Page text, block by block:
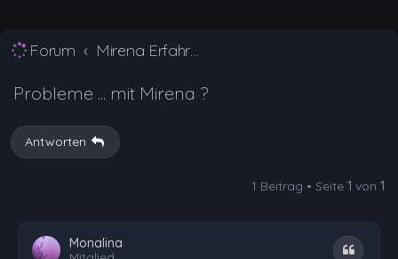
Forum Mirena Erfahrungsberichte und Nebenwirkungen
Probleme ... mit Mirena ?
Antworten
1 Beitrag • Seite 1 von 1
Monalina
Zitat